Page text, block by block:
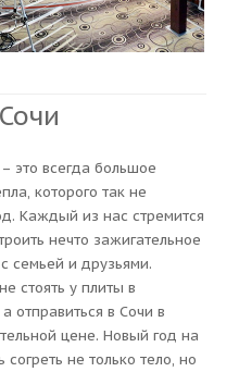
это всегда большое
которого так не
Каждый из нас стремится
нечто зажигательное
семьей и друзьями.
стоять у плиты в
отправиться в Сочи в
цене. Новый год на
не только тело, но